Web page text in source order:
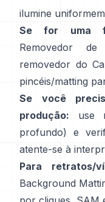
ilumine
Se for uma
Removedor de
removedor do
pincéis/matting
Se você
produção: use
profundo) e
atente-se à
Para retratos/
Background